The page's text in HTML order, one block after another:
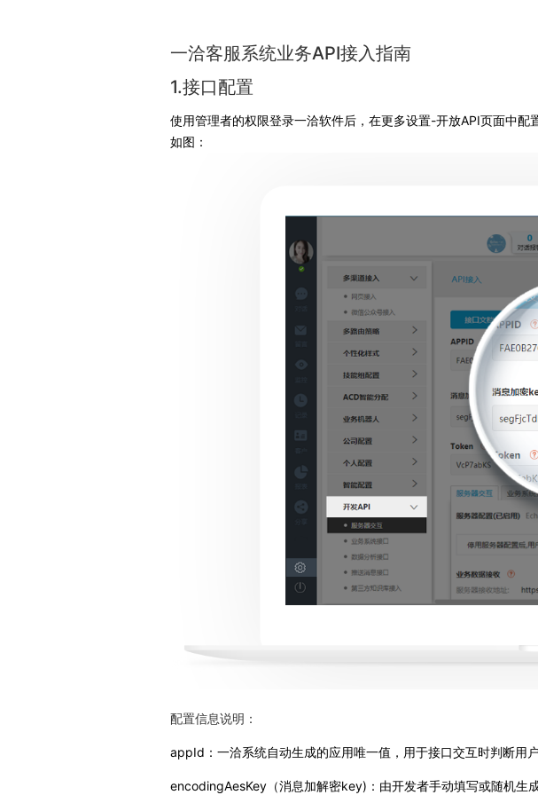
一洽客服系统业务API接入指南
1.接口配置
使用管理者的权限登录一洽软件后，在更多设置-开放API页面中
如图：
配置信息说明：
appId：一洽系统自动生成的应用唯一值，用于接口交互时判断用户
encodingAesKey（消息加解密key)：由开发者手动填写或随机生